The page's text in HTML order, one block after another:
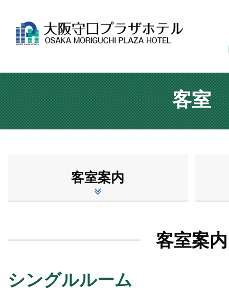
客室
客室案内
客室案内
シングルルーム